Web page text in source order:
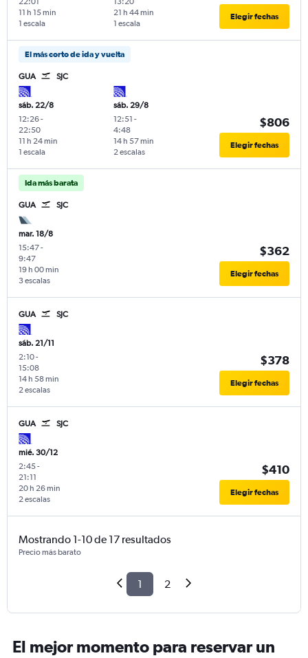
1 escala
11 h 15 min
1 escala
21 h 44 min Elegir fechas
El más corto de ida y vuelta
GUA SJC
sáb. 22/8
12:26-
22:50
1 escala
11 h 24 min
sáb. 29/8
12:51 -
4:48
2 escalas
14 h 57 min
$806
Elegir fechas
Ida más barata
GUA SJC
mar. 18/8
15:47-
9:47
3 escalas
19 h 00 min
$362
Elegir fechas
GUA SJC
sáb. 21/11
2:10-
15:08
2 escalas
14 h 58 min
$378
Elegir fechas
GUA SJC
mié. 30/12
2:45-
21:11
2 escalas
20 h 26 min
$410
Elegir fechas
Mostrando 1-10 de 17 resultados
Precio más barato
1 2
El mejor momento para reservar un